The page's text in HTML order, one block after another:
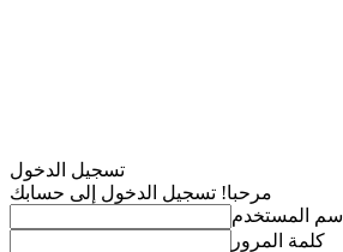
تسجيل الدخول
مرحبا! تسجيل الدخول إلى حسابك
اسم المستخدم
كلمة المرور